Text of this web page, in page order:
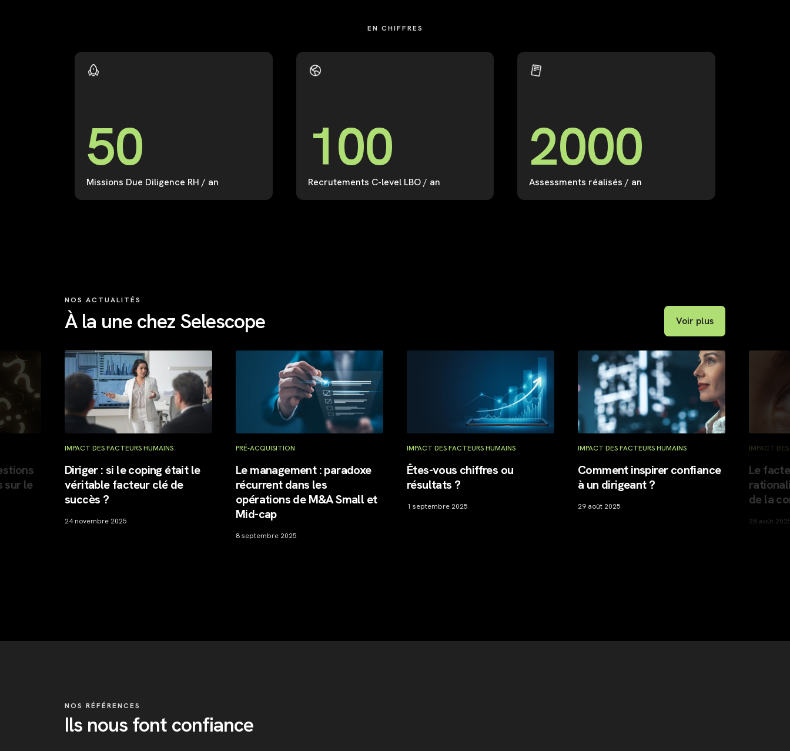
EN CHIFFRES
50
Missions Due Diligence RH / an
100
Recrutements C-level LBO / an
2000
Assessments réalisés / an
NOS ACTUALITÉS
À la une chez Selescope Voir plus
IMPACT DES FACTEURS HUMAINS
Diriger : si le coping était le
véritable facteur clé de
succès ?
24 novembre 2025
PRÉ-ACQUISITION
Le management : paradoxe
récurrent dans les
opérations de M&A Small et
Mid-cap
8 septembre 2025
IMPACT DES FACTEURS HUMAINS
Êtes-vous chiffres ou
résultats ?
1 septembre 2025
IMPACT DES FACTEURS HUMAINS
Comment inspirer confiance
à un dirigeant ?
29 août 2025
IMPACT DES
Le facteur
rationaliser
de la
28 août 2025
NOS RÉFÉRENCES
Ils nous font confiance